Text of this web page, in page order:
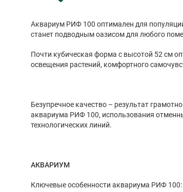
Аквариум РИФ 100 оптимален для
станет подводным оазисом для любого
Почти кубическая форма с высотой 52 см
освещения растений, комфортного
Безупречное качество – результат
аквариума РИФ 100, использования
технологических линий.
АКВАРИУМ
Ключевые особенности аквариума РИФ 100: